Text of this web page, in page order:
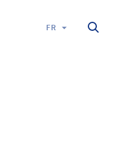
FR Search